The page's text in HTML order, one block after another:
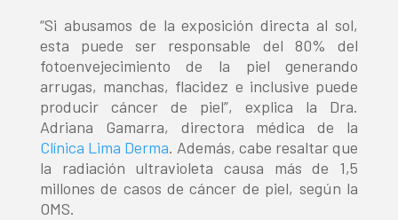
“Si abusamos de la exposición directa al sol,
esta puede ser responsable del 80% del
fotoenvejecimiento de la piel generando
arrugas, manchas, flacidez e inclusive puede
producir cáncer de piel”, explica la Dra.
Adriana Gamarra, directora médica de la
Clínica Lima Derma. Además, cabe resaltar que
la radiación ultravioleta causa más de 1,5
millones de casos de cáncer de piel, según la
OMS.